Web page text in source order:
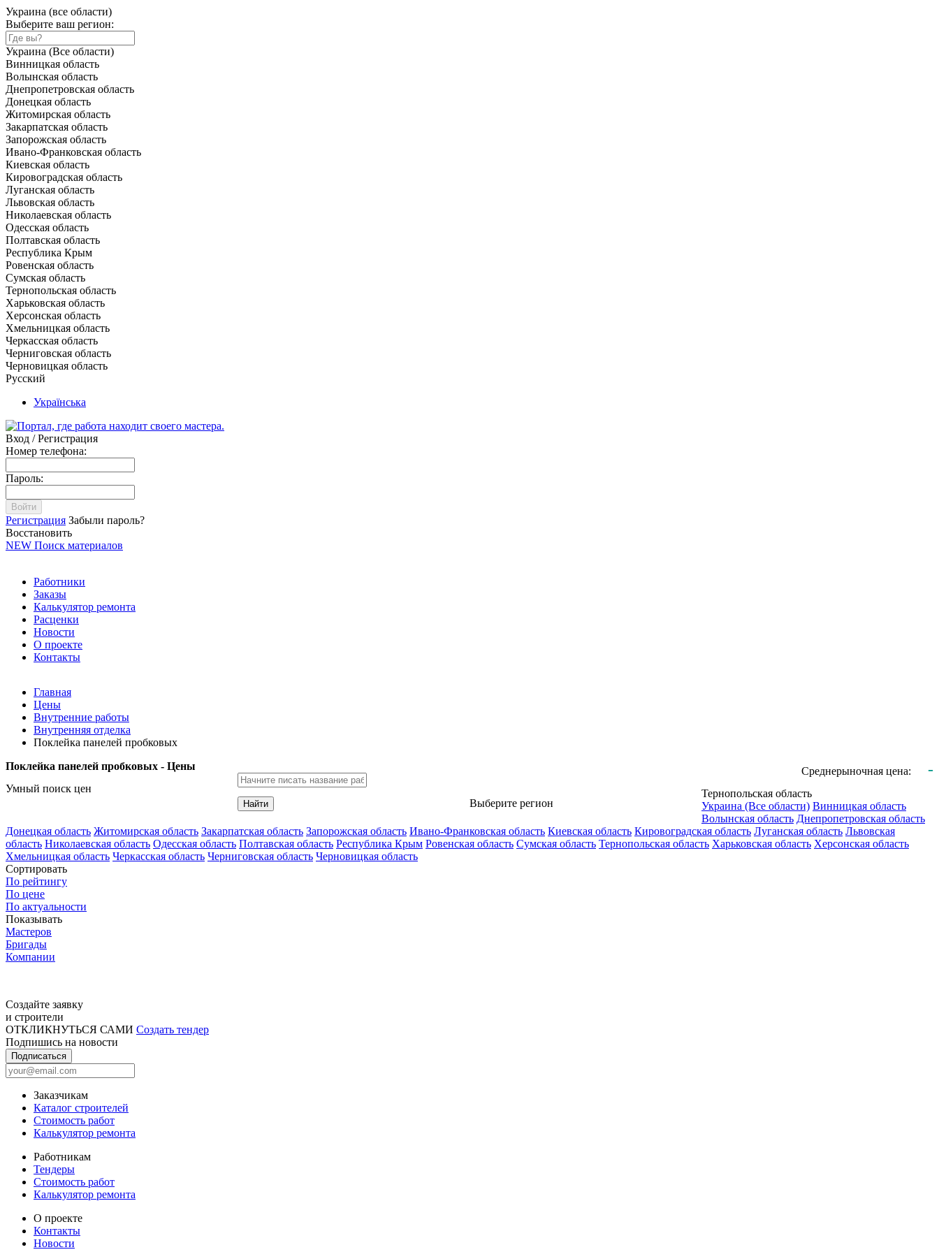
Украина (все области)
Выберите ваш регион:
Украина (Все области)
Винницкая область
Волынская область
Днепропетровская область
Донецкая область
Житомирская область
Закарпатская область
Запорожская область
Ивано-Франковская область
Киевская область
Кировоградская область
Луганская область
Львовская область
Николаевская область
Одесская область
Полтавская область
Республика Крым
Ровенская область
Сумская область
Тернопольская область
Харьковская область
Херсонская область
Хмельницкая область
Черкасская область
Черниговская область
Черновицкая область
Русский
Українська
Вход / Регистрация
Номер телефона:
Пароль:
Войти
Регистрация Забыли пароль?
Восстановить
NEW Поиск материалов
Работники
Заказы
Калькулятор ремонта
Расценки
Новости
О проекте
Контакты
Главная
Цены
Внутренние работы
Внутренняя отделка
Поклейка панелей пробковых
Поклейка панелей пробковых - Цены
Среднерыночная цена: -
Умный поиск цен
Найти Выберите регион
Тернопольская область
Украина (Все области) Винницкая область
Волынская область Днепропетровская область
Донецкая область Житомирская область Закарпатская область Запорожская область Ивано-Франковская область Киевская область Кировоградская область Луганская область Львовская
область Николаевская область Одесская область Полтавская область Республика Крым Ровенская область Сумская область Тернопольская область Харьковская область Херсонская область
Хмельницкая область Черкасская область Черниговская область Черновицкая область
Сортировать
По рейтингу
По цене
По актуальности
Показывать
Мастеров
Бригады
Компании
Создайте заявку
и строители
ОТКЛИКНУТЬСЯ САМИ Создать тендер
Подпишись на новости
Подписаться
Заказчикам
Каталог строителей
Стоимость работ
Калькулятор ремонта
Работникам
Тендеры
Стоимость работ
Калькулятор ремонта
О проекте
Контакты
Новости